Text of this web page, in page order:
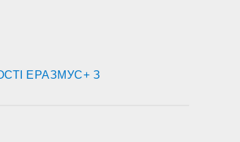
ЕРАЗМУС+ З